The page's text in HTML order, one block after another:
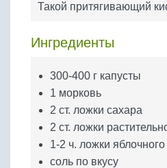
Бобовые
Крупы
Такой притягивающий
Ингредиенты
300-400 г капусты
1 морковь
2 ст. ложки сахара
2 ст. ложки
1-2 ч. ложки яблочного
соль по вкусу